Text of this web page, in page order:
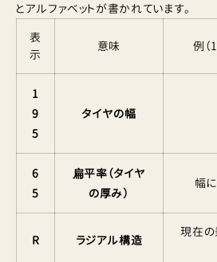
とアルファベットが書かれています。
表
示
意味 例
1
9
5
タイヤの幅
6
5
扁平率（タイヤ
の厚み）
幅
R ラジアル構造
現在の